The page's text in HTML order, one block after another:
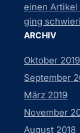
einen Artikel
ging
ARCHIV
Oktober 2019
September
März 2019
November
August 2018